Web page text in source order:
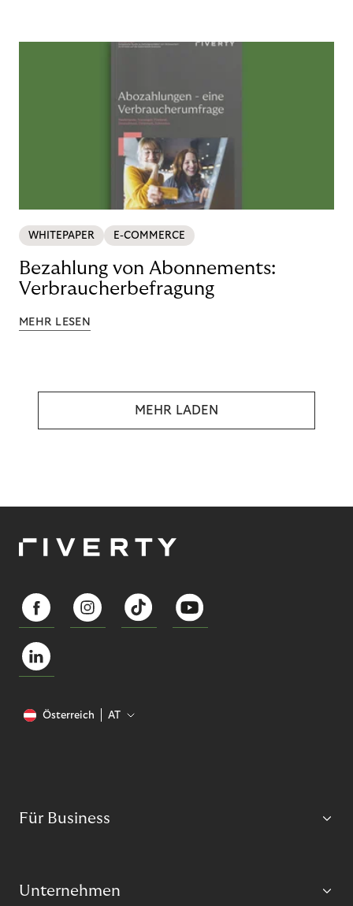
WHITEPAPER E-COMMERCE
Bezahlung von Abonnements:
Verbraucherbefragung
MEHR LESEN
MEHR LADEN
Österreich AT
Für Business
Unternehmen